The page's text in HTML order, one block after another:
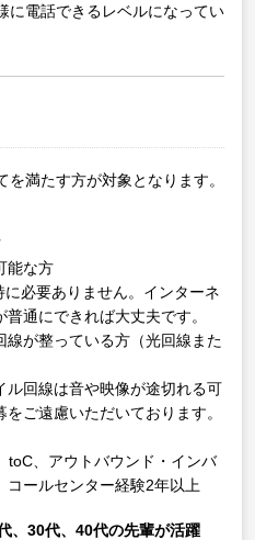
に電話できるレベルになってい
満たす方が対象となります。
能な方
必要ありません。インターネ
通にできれば大丈夫です。
線が整っている方（光回線また
ル回線は音や映像が途切れる可
ご遠慮いただいております。
toC、アウトバウンド・インバ
コールセンター経験2年以上
、30代、40代の先輩が活躍